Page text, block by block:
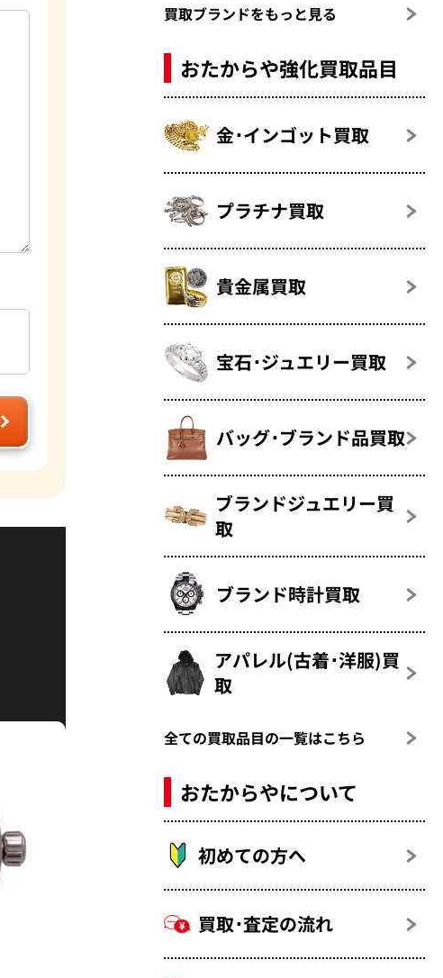
買取ブランドをもっと見る
おたからや強化買取品目
金･インゴット買取
プラチナ買取
貴金属買取
宝石･ジュエリー買取
バッグ･ブランド品買取
ブランドジュエリー買
取
ブランド時計買取
アパレル(古着･洋服)買
取
全ての買取品目の一覧はこちら
おたからやについて
初めての方へ
買取･査定の流れ